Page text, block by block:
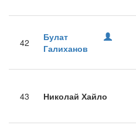
42
Булат
Галиханов
43 Николай Хайло